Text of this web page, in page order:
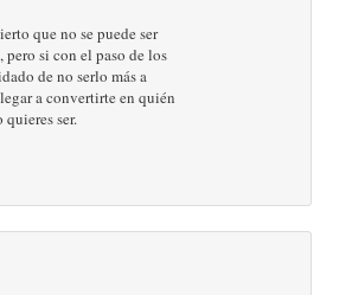
que no se puede ser
pero si con el paso de los
de no serlo más a
a convertirte en quién
quieres ser.